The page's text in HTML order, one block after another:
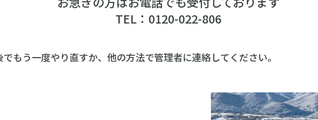
TEL：0120-022-806
もう一度やり直すか、他の方法で管理者に連絡してください。